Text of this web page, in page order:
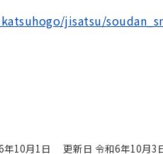
jisatsu/
年10月1日 更新日 令和6年10月3